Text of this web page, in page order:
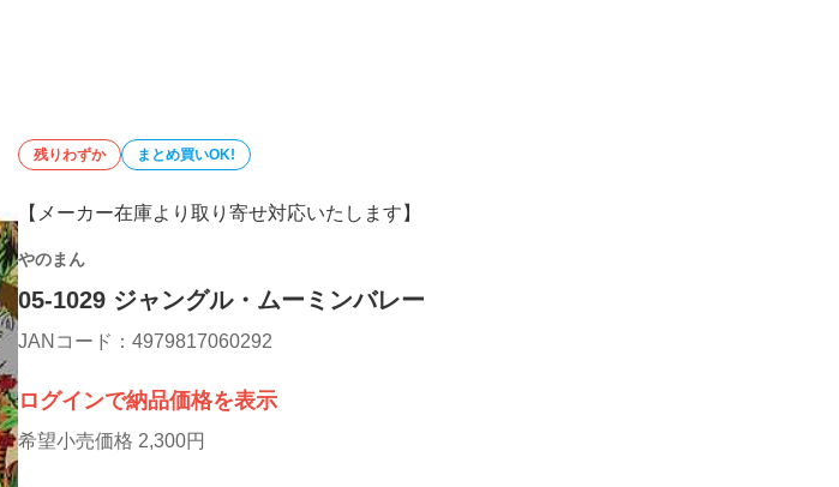
残りわずか まとめ買いOK!
【メーカー在庫より取り寄せ対応いたします】
やのまん
05-1029 ジャングル・ムーミンバレー
JANコード：4979817060292
ログインで納品価格を表示
希望小売価格 2,300円